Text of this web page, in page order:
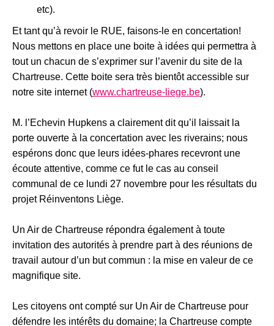
etc).
Et tant qu’à revoir le RUE, faisons-le en concertation!
Nous mettons en place une boite à idées qui permettra à
tout un chacun de s’exprimer sur l’avenir du site de la
Chartreuse. Cette boite sera très bientôt accessible sur
notre site internet (www.chartreuse-liege.be).
M. l’Echevin Hupkens a clairement dit qu’il laissait la
porte ouverte à la concertation avec les riverains; nous
espérons donc que leurs idées-phares recevront une
écoute attentive, comme ce fut le cas au conseil
communal de ce lundi 27 novembre pour les résultats du
projet Réinventons Liège.
Un Air de Chartreuse répondra également à toute
invitation des autorités à prendre part à des réunions de
travail autour d’un but commun : la mise en valeur de ce
magnifique site.
Les citoyens ont compté sur Un Air de Chartreuse pour
défendre les intérêts du domaine; la Chartreuse compte